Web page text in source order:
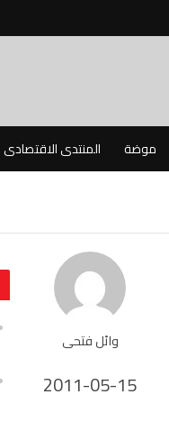
موضة المنتدى
وائل فتحى
2011-05-15